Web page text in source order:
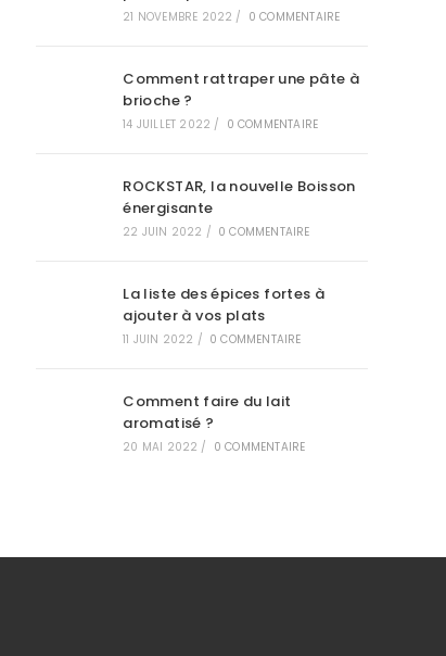
21 NOVEMBRE 2022 / 0 COMMENTAIRE
Comment rattraper une pâte à
brioche ?
14 JUILLET 2022 / 0 COMMENTAIRE
ROCKSTAR, la nouvelle Boisson
énergisante
22 JUIN 2022 / 0 COMMENTAIRE
La liste des épices fortes à
ajouter à vos plats
11 JUIN 2022 / 0 COMMENTAIRE
Comment faire du lait
aromatisé ?
20 MAI 2022 / 0 COMMENTAIRE